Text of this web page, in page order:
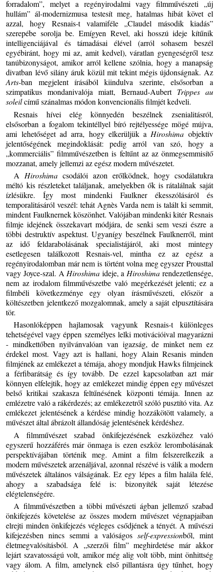
forradalom”, melyet a regényirodalmi vagy filmművészeti „új
hullám” ál-modernizmusa testesít meg, hatalmas hibát követ el
azzal, hogy Resnais-t valamiféle „Claudel második kiadás”
szerepébe sorolja be. Emígyen Revel, aki hosszú ideje kítűnik
intelligenciájával és támadásai élével (arról sohasem beszél
egyébiránt, hogy mi az, amit kedvel), váratlan gyengeségről tesz
tanúbizonyságot, amikor arról kellene szólnia, hogy a manapság
divatban lévő silány áruk közül mit tekint mégis újdonságnak. Az
Arts-ban megjelent írásából kiindulva szerinte, elsősorban a
szimpatikus mondanivalója miatt, Bernaud-Aubert Trippes au
soleilcímű szánalmas módon konvencionális filmjét kedveli.
Resnais hívei elég könnyedén beszélnek zsenialitásról,
elsősorban a fogalom tekintéllyel bíró rejtélyessége mögé mújva,
ami lehetőséget ad arra, hogy elkerüljük a Hiroshima objektív
jelentőségének megindoklását: pedig arról van szó, hogy a
„kommerciális” filmművészetben is feltűnt az az önmegsemmisítő
mozzanat, amely jellemzi az egész modern művészetet.
A Hiroshima csodálói azon erőlködnek, hogy csodálatukra
méltó kis részleteket találjanak, amelyekben ők is rátalálnak saját
ízlésükre. Így most mindenki Faulkner ékesszólásáról és
temporalitásáról veszél: tehát Agnès Varda nem is talált ki semmit,
mindent Faulknernek köszönhet. Valójában mindenki kitér Resnais
filmje idejének összekavart módjára, de senki sem veszi észre a
többi destruktív aspektust. Ugyanígy beszélnek Faulknerről, mint
az idő feldarabolásának specialistájáról, aki most mintegy
esetlegesen találkozott Resnais-vel, mintha ez az egész a
regényirodalomban már nem is történt volna meg egyszer Prousttal
vagy Joyce-szal. A Hiroshima ideje, a Hiroshima rendezetlensége,
nem az irodalom filmművészetbe való megérkezését jelenti; ez a
filmbéli következménye egy olyan írásművészeti, először a
költészetben jelentkező mozgalomnak, amely a saját elpusztítására
tör.
Hasonlóképpen hajlamosak vagyunk Resnais-t különleges
tehetségével vagy éppen személyes lelki motivációival magyarázni
- mindkettőben nyilvánvalóan van igazság, de minket nem ez
érdekel most. Vagy azt is hallani, hogy Alain Resanis minden
filmjének az emlékezet a témája, ahogy mondjuk Hawks filmjeinek
a férfibarátság és így tovább. De ezzel kapcsolatban azt már
könnyen elfelejtik, hogy az emlékezet mindig éppen egy művészet
belső kritikai szakasza feltűnésének központi témája. Innen az
emlézetre való a rákérdezés; az emlékezetről szóló pusztító vita. Az
emlékezet jelentésének a kérdése mindig hozzákötött valamely, a
művészet által ábrázolt állandóság jelentésének kérdéshez.
A filmművészet szabad önkifejezésének eszközéhez való
egyszerű hozzáférés már önmaga is ezen eszköz lerombolásának
perspektívájában történik meg. Amint a film felszerelkezik a
modern művészetek arzenáljával, azonnal részévé is válik a modern
művészetek általános válságának. Ez egy lépes a film halála felé,
ahogy a szabadsága felé is: bizonyíték saját létezése
elégtelenségére.
A filmművészetben a többi művészeti ágban jellemző szabad
önkifejezés követelése az összes modern művészet végnapjaiban
elrejti minden önkifejezés végleges csődjének a tényét. A művészi
kifejezésben nincs semmi a valóságos self-expressionből, mint
életmegvalósításból. A „szerzői film” meghirdetése már akkor
lejárt szavatosságú volt, amikor még alig volt több, mint önhittség
vagy álom. A film, amelynek első pillantásra úgy tűnhet, hogy